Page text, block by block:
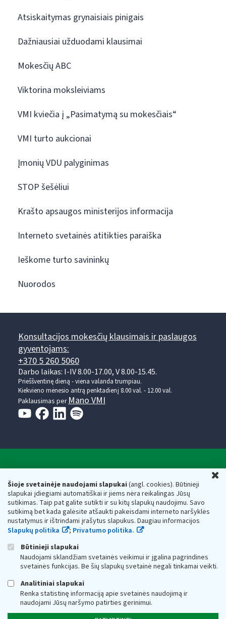
Šioje svetainėje naudojami slapukai(angl. cookies). Būtinieji
slapukai įdiegiami automatiškai ir jiems nėra reikalingas Jūsų
sutikimas. Taip pat galite sutikti ir su kitų slapukų naudojimu. Savo
sutikimą bet kada galėsite atšaukti pakeisdami interneto naršyklės
nustatymus ir ištrindami įrašytus slapukus. Daugiau informacijos
Slapukų politika
; Privatumo politika.
Būtinieji slapukai
Naudojami sklandžiam svetainės veikimui ir įgalina pagrindines
svetainės funkcijas. Be šių slapukų svetainė negali tinkamai veikti.
Analitiniai slapukai
Renka statistinę informaciją apie svetainės naudojimą ir
naudojami Jūsų naršymo patirties gerinimui.
Atsiskaitymas grynaisiais pinigais
Dažniausiai užduodami klausimai
Mokesčių ABC
Viktorina moksleiviams
VMI kviečia į „Pasimatymą su mokesčiais“
VMI turto aukcionai
Įmonių VDU palyginimas
STOP šešėliui
Krašto apsaugos ministerijos informacija
Interneto svetainės atitikties paraiška
Ieškome turto savininkų
Nuorodos
Konsultacijos mokesčių klausimais ir paslaugos
gyventojams:
+370 5 260 5060
Darbo laikas: I-IV 8.00-17.00, V 8.00-15.45.
Prieššventinę dieną - viena valanda trumpiau.
Kiekvieno mėnesio antrą penktadienį 8.00 val. - 12.00 val.
Paklausimas per Mano VMI
Respublikos finansų ministerijos
Biudžetinė įstaiga. Juridinio asmens kodas — 188659752,
adresas: Vasario 16-osios g. 14, 01107 Vilnius, Lietuva, el.paštas:
vmi@vmi.lt, E. pristatymo dėžutės adresas 188659752
Duomenys apie Valstybinę mokesčių inspekciją prie Lietuvos
Respublikos finansų ministerijos kaupiami ir saugomi Juridinių